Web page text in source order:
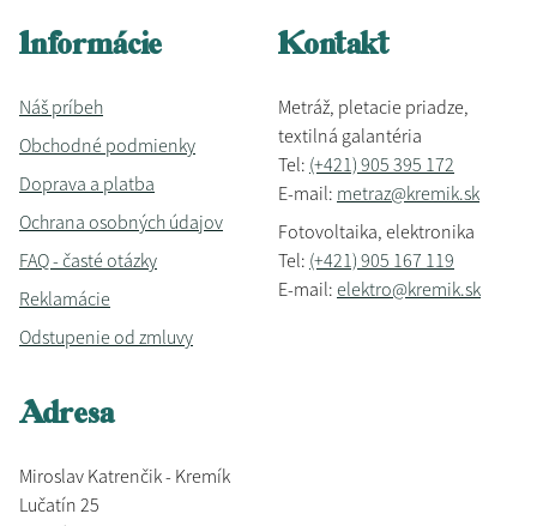
Informácie
Náš príbeh
Obchodné podmienky
Doprava a platba
Ochrana osobných údajov
FAQ - časté otázky
Reklamácie
Odstupenie od zmluvy
Kontakt
Metráž, pletacie priadze,
textilná galantéria
Tel: (+421) 905 395 172
E-mail: metraz@kremik.sk
Fotovoltaika, elektronika
Tel: (+421) 905 167 119
E-mail: elektro@kremik.sk
Adresa
Miroslav Katrenčik - Kremík
Lučatín 25